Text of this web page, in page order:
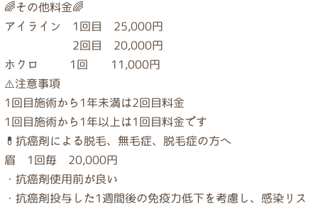
🌈その他料金🌈
アイライン　1回目　25,000円
2回目    20,000円
ホクロ           1回        11,000円
⚠️注意事項
1回目施術から1年未満は2回目料金
1回目施術から1年以上は1回目料金です
💊抗癌剤による脱毛、無毛症、脱毛症の方へ
眉　1回毎　20,000円
・抗癌剤使用前が良い
・抗癌剤投与した1週間後の免疫力低下を考慮し、感染リス